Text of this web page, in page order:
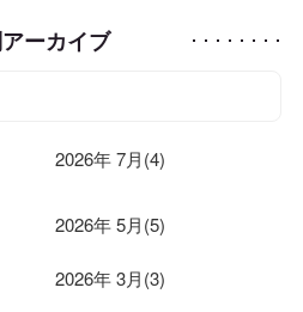
ーカイブ
2026年 7月(4)
2026年 5月(5)
2026年 3月(3)